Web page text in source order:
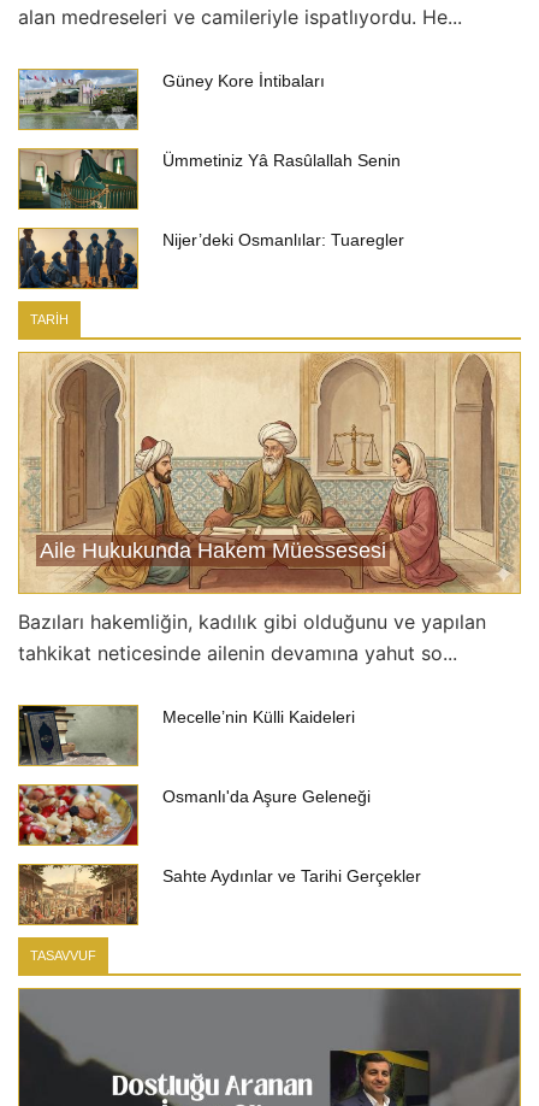
alan medreseleri ve camileriyle ispatlıyordu. He...
Güney Kore İntibaları
Ümmetiniz Yâ Rasûlallah Senin
Nijer’deki Osmanlılar: Tuaregler
TARİH
Aile Hukukunda Hakem Müessesesi
Bazıları hakemliğin, kadılık gibi olduğunu ve yapılan
tahkikat neticesinde ailenin devamına yahut so...
Mecelle’nin Külli Kaideleri
Osmanlı'da Aşure Geleneği
Sahte Aydınlar ve Tarihi Gerçekler
TASAVVUF